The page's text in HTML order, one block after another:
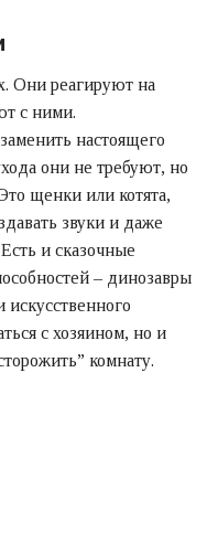
Они реагируют на
с ними.
настоящего
они не требуют, но
щенки или котята,
звуки и даже
и сказочные
– динозавры
с хозяином, но и
комнату.